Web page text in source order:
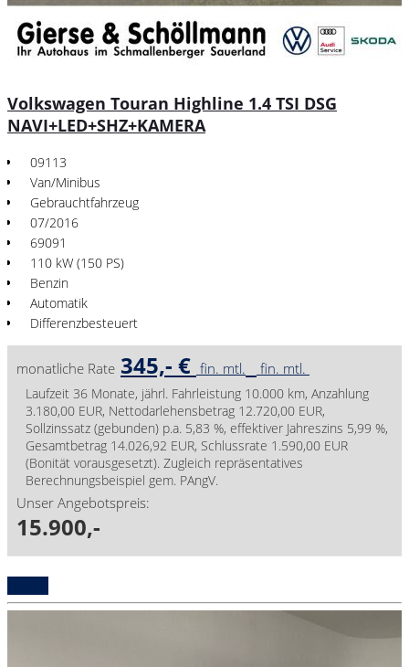
Volkswagen Touran Highline 1.4 TSI DSG
NAVI+LED+SHZ+KAMERA
09113
Van/Minibus
Gebrauchtfahrzeug
07/2016
69091
110 kW (150 PS)
Benzin
Automatik
Differenzbesteuert
monatliche Rate 345,- € fin. mtl. fin. mtl.
Laufzeit 36 Monate, jährl. Fahrleistung 10.000 km, Anzahlung
3.180,00 EUR, Nettodarlehensbetrag 12.720,00 EUR,
Sollzinssatz (gebunden) p.a. 5,83 %, effektiver Jahreszins 5,99 %,
Gesamtbetrag 14.026,92 EUR, Schlussrate 1.590,00 EUR
(Bonität vorausgesetzt). Zugleich repräsentatives
Berechnungsbeispiel gem. PAngV.
Unser Angebotspreis:
15.900,-